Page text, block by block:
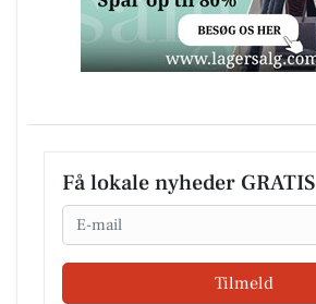
Få lokale nyheder GRATIS
Email
Tilmeld